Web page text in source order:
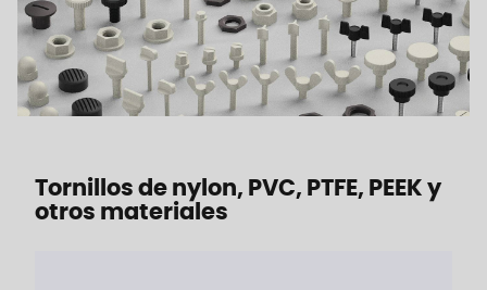
Tornillos de nylon, PVC, PTFE, PEEK y
otros materiales